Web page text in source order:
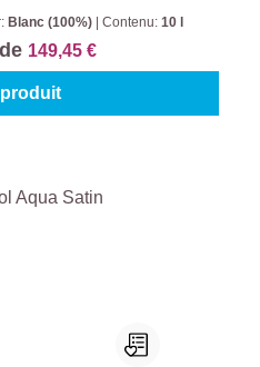
Blanc (100%) Contenu: 10 l
149,45 €